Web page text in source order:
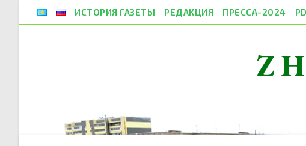
ИСТОРИЯ ГАЗЕТЫ РЕДАКЦИЯ ПРЕССА-2024